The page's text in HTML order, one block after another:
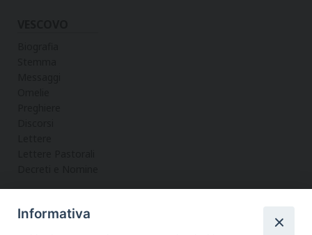
Informativa